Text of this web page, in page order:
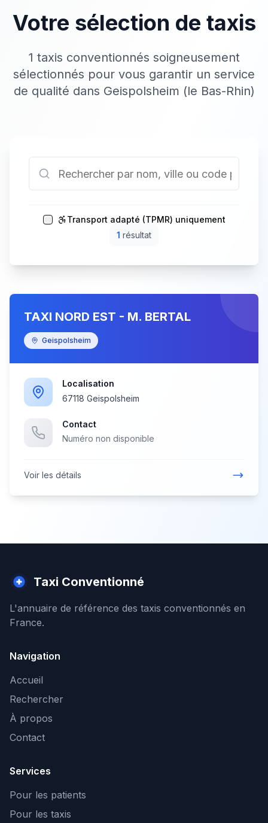
Votre sélection de taxis
1 taxis conventionnés soigneusement
sélectionnés pour vous garantir un service
de qualité dans Geispolsheim (le Bas-Rhin)
Transport adapté (TPMR) uniquement
1 résultat
TAXI NORD EST - M. BERTAL
Geispolsheim
Localisation
67118 Geispolsheim
Contact
Numéro non disponible
Voir les détails
Taxi Conventionné
L'annuaire de référence des taxis conventionnés en
France.
Navigation
Accueil
Rechercher
À propos
Contact
Services
Pour les patients
Pour les taxis